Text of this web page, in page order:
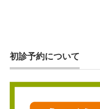
初診予約について